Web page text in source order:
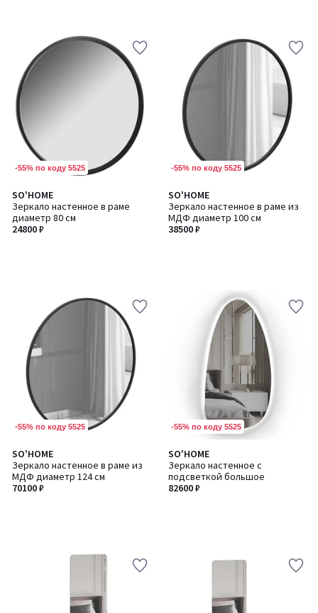
-55% по коду 5525
SO'HOME
Зеркало настенное в раме
диаметр 80 см
24800 ₽
-55% по коду 5525
SO'HOME
Зеркало настенное в раме из
МДФ диаметр 100 см
38500 ₽
-55% по коду 5525
SO'HOME
Зеркало настенное в раме из
МДФ диаметр 124 см
70100 ₽
-55% по коду 5525
SO'HOME
Зеркало настенное с
подсветкой большое
82600 ₽